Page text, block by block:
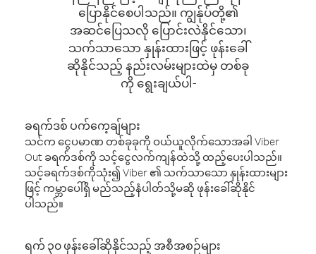
ပြောနိုင်စေပါသည်။ ကျွန်ုပ်တို့၏
အဆင်ပြေသလို ပြောင်းလဲနိုင်သော၊
သက်သာသော နှုန်းထားဖြင့် ဖုန်းခေါ်
ဆိုနိုင်သည့် နည်းလမ်းများထဲမှ တစ်ခု
ကို ရွေးချယ်ပါ-
ခရက်ဒစ် ပက်ကေ့ချ်များ
သင်က ငွေပမာဏ တစ်ခုခုကို ဝယ်ယူလိုက်သောအခါ Viber
Out ခရက်ဒစ်ကို သင့်ငွေလက်ကျန်ထဲသို့ ထည့်ပေးပါသည်။
သင့်ခရက်ဒစ်ကိုသုံး၍ Viber ၏ သက်သာသော နှုန်းထားများ
ဖြင့် ကမ္ဘာပေါ်ရှိ မည်သည့်နံပါတ်သို့မဆို ဖုန်းခေါ်ဆိုနိုင်
ပါသည်။
ရက် ၃၀ ဖုန်းခေါ်ဆိုနိုင်သည့် အစီအစဉ်များ